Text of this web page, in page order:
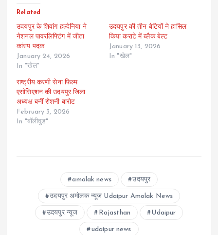
Related
उदयपुर के शिवांग हल्देनिया ने
नेशनल पावरलिफ्टिंग में जीता
कांस्य पदक
January 24, 2026
In "खेल"
उदयपुर की तीन बेटियों ने हासिल
किया कराटे में ब्लैक बेल्ट
January 13, 2026
In "खेल"
राष्ट्रीय करणी सेना फिल्म
एसोसिएशन की उदयपुर जिला
अध्यक्ष बनीं रोशनी बारोट
February 3, 2026
In "बॉलीवुड"
amolak news उदयपुर
उदयपुर अमोलक न्यूज Udaipur Amolak News
उदयपुर न्यूज Rajasthan Udaipur
udaipur news